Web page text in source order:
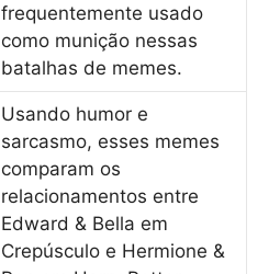
frequentemente usado
como munição nessas
batalhas de memes.
Usando humor e
sarcasmo, esses memes
comparam os
relacionamentos entre
Edward & Bella em
Crepúsculo e Hermione &